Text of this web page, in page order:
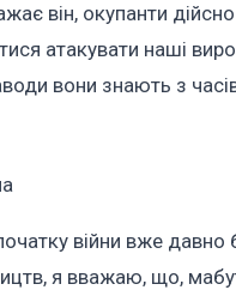
він, окупанти
атакувати наші
вони знають з
війни вже давно
я вважаю, що,